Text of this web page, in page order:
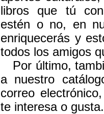
libros que tú
estén o no, en
enriquecerás y
todos los amigos
Por último,
a nuestro
correo
te interesa o gusta.